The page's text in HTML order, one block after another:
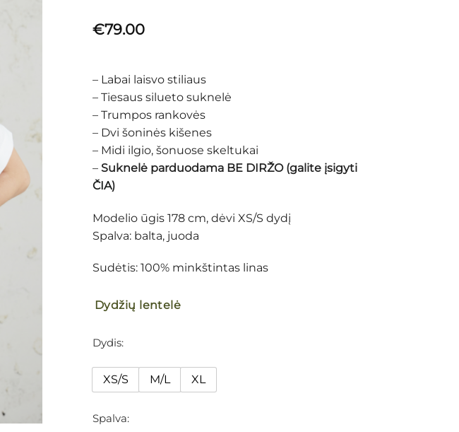
€79.00
– Labai laisvo stiliaus
– Tiesaus silueto suknelė
– Trumpos rankovės
– Dvi šoninės kišenes
– Midi ilgio, šonuose skeltukai
– Suknelė parduodama BE DIRŽO (galite įsigyti
ČIA)
Modelio ūgis 178 cm, dėvi XS/S dydį
Spalva: balta, juoda
Sudėtis: 100% minkštintas linas
Dydžių lentelė
Dydis
XS/S M/L XL
Spalva